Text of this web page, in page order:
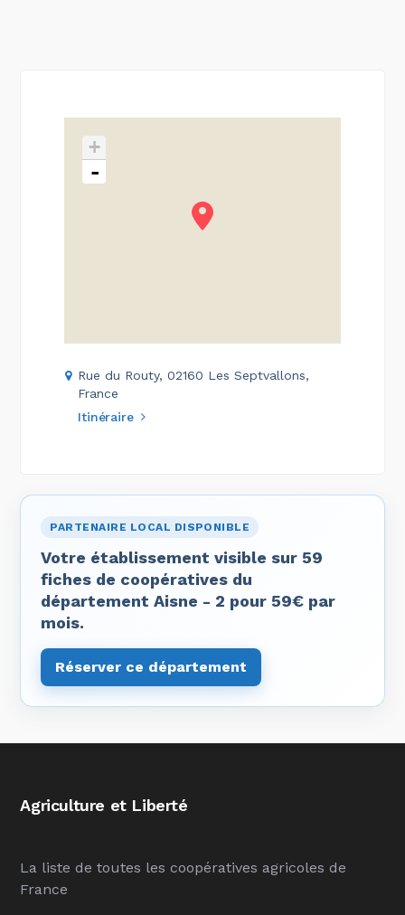
+
-
Rue du Routy, 02160 Les Septvallons,
France
Itinéraire
PARTENAIRE LOCAL DISPONIBLE
Votre établissement visible sur 59
fiches de coopératives du
département Aisne - 2 pour 59€ par
mois.
Réserver ce département
Agriculture et Liberté
La liste de toutes les coopératives agricoles de
France